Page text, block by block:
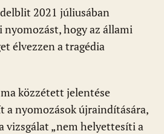
2021 júliusában
hogy az állami
élvezzen a tragédia
közzétett jelentése
a nyomozások újraindítására,
vizsgálat „nem helyettesíti a